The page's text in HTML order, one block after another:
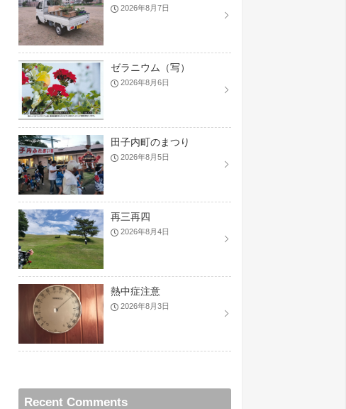
2026年8月7日
ゼラニウム（写）
2026年8月6日
田子内町のまつり
2026年8月5日
再三再四
2026年8月4日
熱中症注意
2026年8月3日
Recent Comments